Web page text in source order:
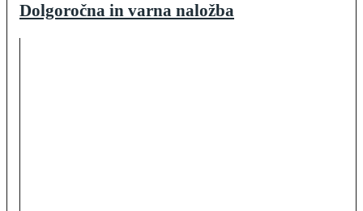
Dolgoročna in varna naložba